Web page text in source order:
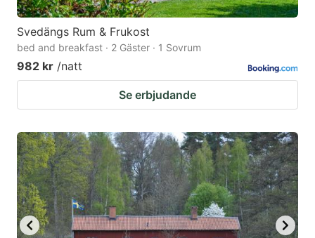
Svedängs Rum & Frukost
bed and breakfast · 2 Gäster · 1 Sovrum
982 kr /natt
Se erbjudande